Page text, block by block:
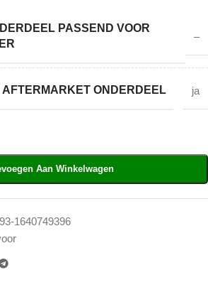
PASSEND VOOR
–
AFTERMARKET ONDERDEEL ja
Aan Winkelwagen
1640749396